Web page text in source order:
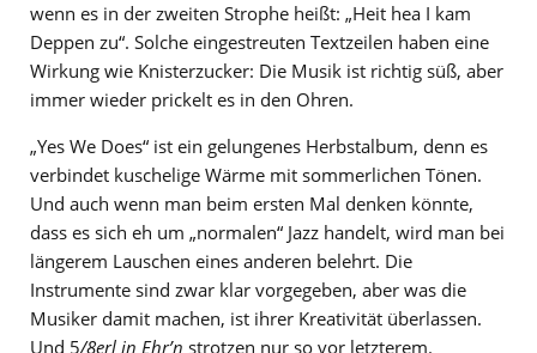
wenn es in der zweiten Strophe heißt: „Heit hea I kam
Deppen zu“. Solche eingestreuten Textzeilen haben eine
Wirkung wie Knisterzucker: Die Musik ist richtig süß, aber
immer wieder prickelt es in den Ohren.
„Yes We Does“ ist ein gelungenes Herbstalbum, denn es
verbindet kuschelige Wärme mit sommerlichen Tönen.
Und auch wenn man beim ersten Mal denken könnte,
dass es sich eh um „normalen“ Jazz handelt, wird man bei
längerem Lauschen eines anderen belehrt. Die
Instrumente sind zwar klar vorgegeben, aber was die
Musiker damit machen, ist ihrer Kreativität überlassen.
Und 5/8erl in Ehr’n strotzen nur so vor letzterem.